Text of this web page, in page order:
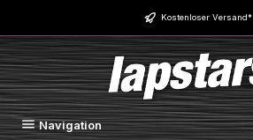
Zum Hauptinhalt springen Kostenloser Versand*
Navigation